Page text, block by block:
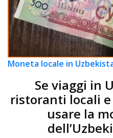
Moneta locale in
Se viaggi in
ristoranti locali
usare la